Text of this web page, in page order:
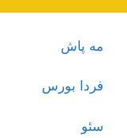
مه پاش
فردا بورس
سئو